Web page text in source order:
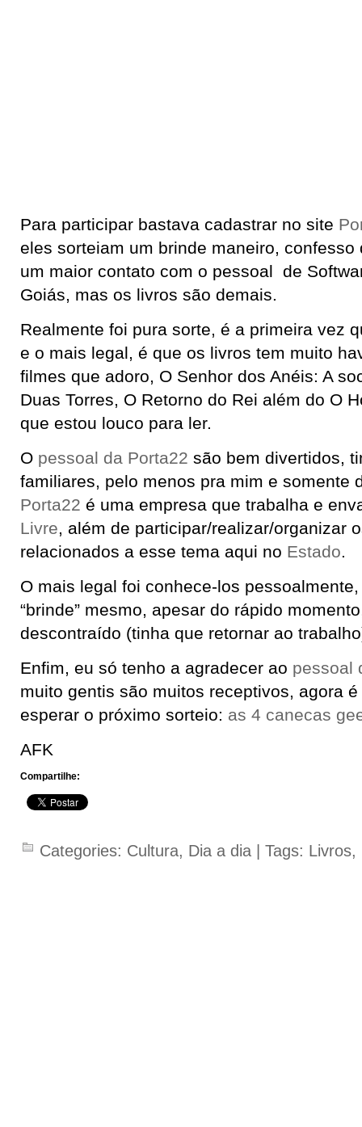
Para participar bastava cadastrar no site
eles sorteiam um brinde maneiro, confesso
um maior contato com o pessoal de
Goiás, mas os livros são demais.
Realmente foi pura sorte, é a primeira vez
e o mais legal, é que os livros tem muito
filmes que adoro, O Senhor dos Anéis: A
Duas Torres, O Retorno do Rei além do O
que estou louco para ler.
O pessoal da Porta22 são bem divertidos,
familiares, pelo menos pra mim e somente
Porta22 é uma empresa que trabalha e
Livre, além de participar/realizar/organizar
relacionados a esse tema aqui no Estado.
O mais legal foi conhece-los
“brinde” mesmo, apesar do rápido
descontraído (tinha que retornar ao
Enfim, eu só tenho a agradecer ao pessoal
muito gentis são muitos receptivos, agora
esperar o próximo sorteio: as 4 canecas
AFK
Compartilhe:
Categories: Cultura, Dia a dia | Tags: Livros,